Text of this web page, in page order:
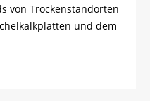
von Trockenstandorten
und dem